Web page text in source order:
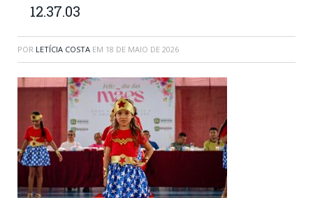
12.37.03
POR LETÍCIA COSTA EM 18 DE MAIO DE 2026